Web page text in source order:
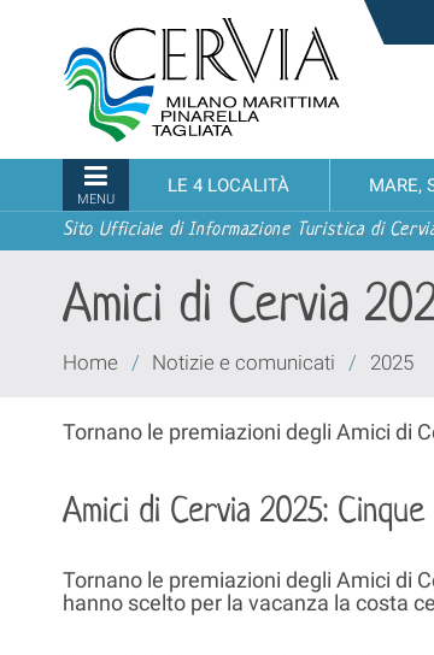
contenuti.
alla
navigazione
turistico
ufficiale
Cervia,
Milano
Marittima,
Pinarella,
Tagliata
MENU
LE 4 LOCALITÀ MARE,
Sito Ufficiale di Informazione Turistica di
Amici di Cervia
Tu
Home / Notizie e comunicati / 2025
Tornano le premiazioni degli Amici di
Amici di Cervia 2025:
Tornano le premiazioni degli Amici di
hanno scelto per la vacanza la costa